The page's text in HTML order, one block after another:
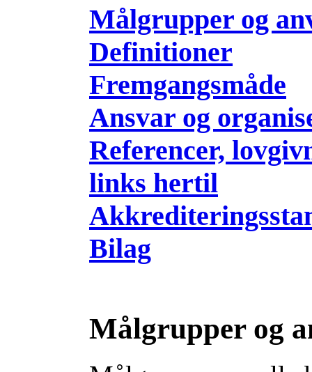
Målgrupper og
Definitioner
Fremgangsmåde
Ansvar og
Referencer,
links hertil
Bilag
Målgrupper og